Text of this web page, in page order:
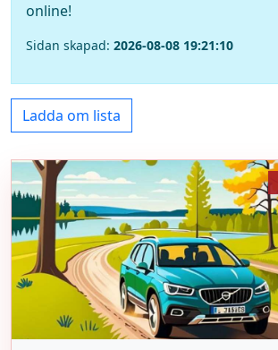
online!
Sidan skapad: 2026-08-08 19:21:10
Ladda om lista